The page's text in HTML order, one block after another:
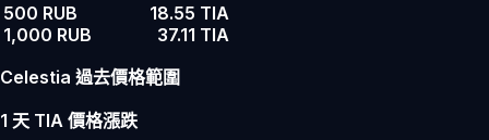
500 RUB
18.55 TIA
1,000 RUB
37.11 TIA
Celestia 過去價格範圍
1 天 TIA 價格漲跌